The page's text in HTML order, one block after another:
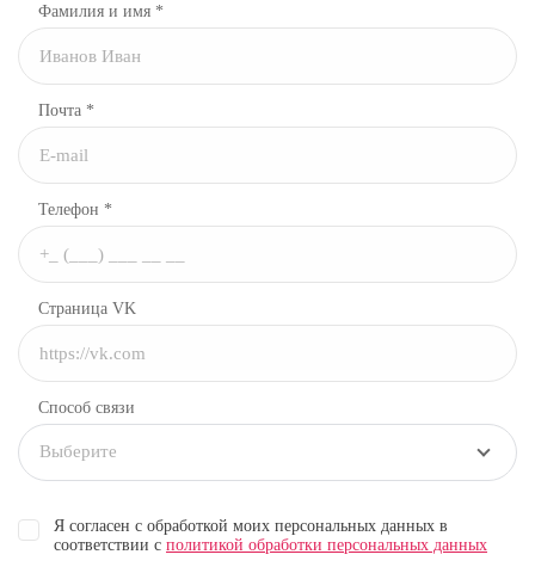
Фамилия и имя *
Почта *
Телефон *
Страница VK
Способ связи
Выберите
Я согласен с обработкой моих персональных данных в
соответствии с политикой обработки персональных данных